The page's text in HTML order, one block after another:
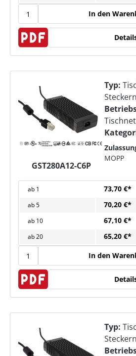
In den
GST280A12-C6P
Typ:
MOPP
ab 1 73,70 €*
ab5 70,20 €*
ab 10 67,10 €*
ab20 65,20 €*
In den
Typ: